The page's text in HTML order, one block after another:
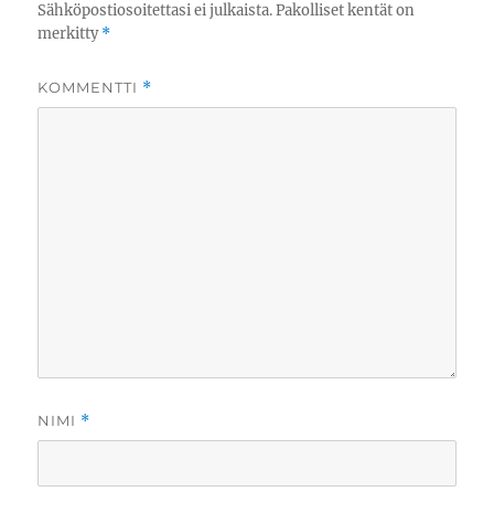
Sähköpostiosoitettasi ei julkaista. Pakolliset kentät on
merkitty*
KOMMENTTI *
NIMI *